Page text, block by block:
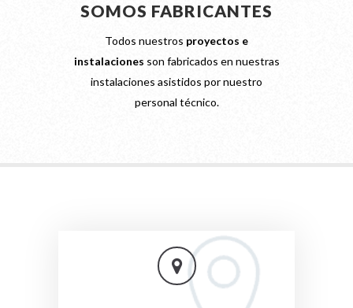
SOMOS FABRICANTES
Todos nuestros proyectos e
instalaciones son fabricados en nuestras
instalaciones asistidos por nuestro
personal técnico.